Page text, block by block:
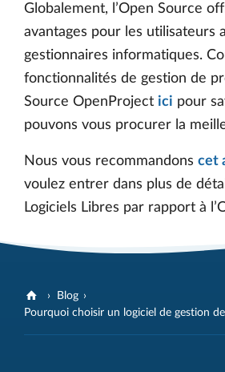
Globalement, l’Open Source
avantages pour les utilisateurs
gestionnaires informatiques.
fonctionnalités de gestion de
Source OpenProject ici pour
pouvons vous procurer la
Nous vous recommandons cet
voulez entrer dans plus de
Logiciels Libres par rapport à
Blog
Pourquoi choisir un logiciel de gestion